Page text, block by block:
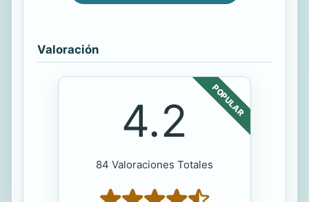
Valoración
POPULAR
4.2
84 Valoraciones Totales